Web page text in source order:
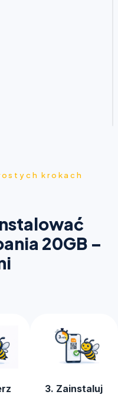
krokach
20GB –
3. Zainstaluj